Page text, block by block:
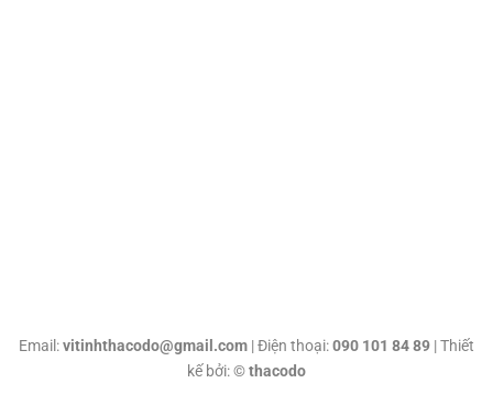
Email:vitinhthacodo@gmail.com | Điện thoại:090 101 84 89 | Thiết
kế bởi: ©thacodo